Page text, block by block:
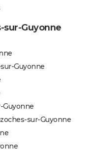
sur-Guyonne
Guyonne
Guyonne
sur-Guyonne